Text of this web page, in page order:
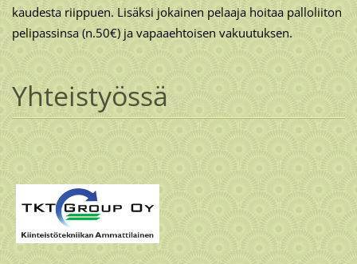
kaudesta riippuen. Lisäksi jokainen pelaaja hoitaa palloliiton
pelipassinsa (n.50€) ja vapaaehtoisen vakuutuksen.
Yhteistyössä